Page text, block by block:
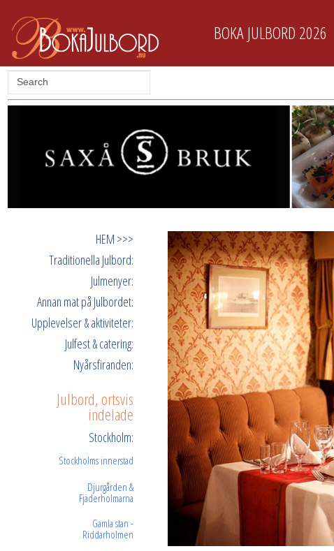
BOKA JULBORD 2026
HEM >>>
Traditionella Julbord:
Julmenyer:
Annan mat på Julbordet:
Upplevelser & aktiviteter:
Julfest & catering:
Nyårsfiranden:
Julbord, ortsvis
indelade
Stockholm:
Stockholms innerstad
Djurgården &
Fjäderholmarna
Gamla stan -
Riddarholmen